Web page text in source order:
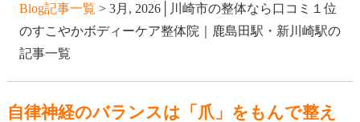
Blog記事一覧 > 3月, 2026│川崎市の整体なら口コミ１位
のすこやかボディーケア整体院｜鹿島田駅・新川崎駅の
記事一覧
自律神経のバランスは「爪」をもんで整え